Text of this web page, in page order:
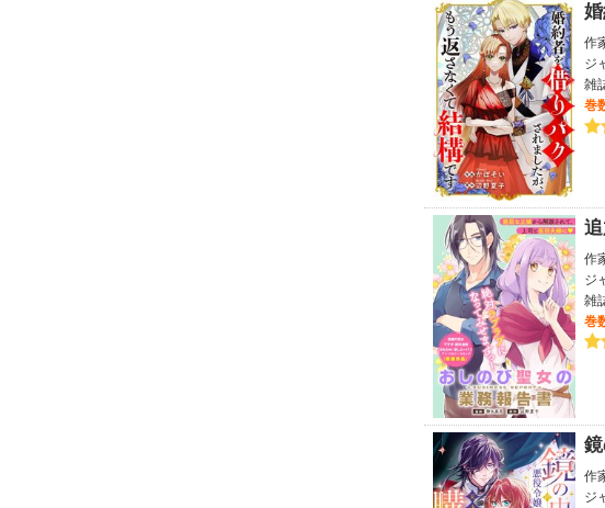
作
ジ
雑
巻
作
ジ
雑
巻
作
ジ